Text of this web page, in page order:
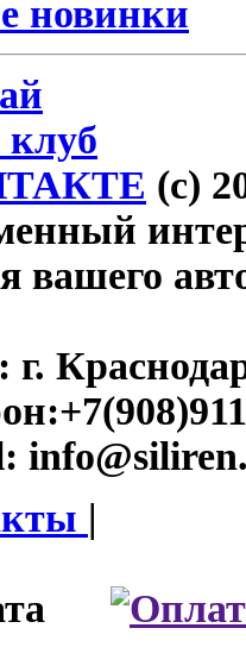
новинки
(c)
вашего
г.
|